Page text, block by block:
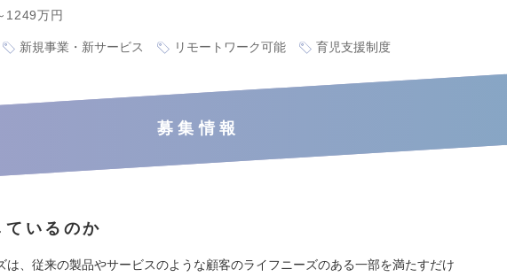
1249万円
新規事業・新サービス リモートワーク可能 育児支援制度
募集情報
いるのか
は、従来の製品やサービスのような顧客のライフニーズのある一部を満たすだけ